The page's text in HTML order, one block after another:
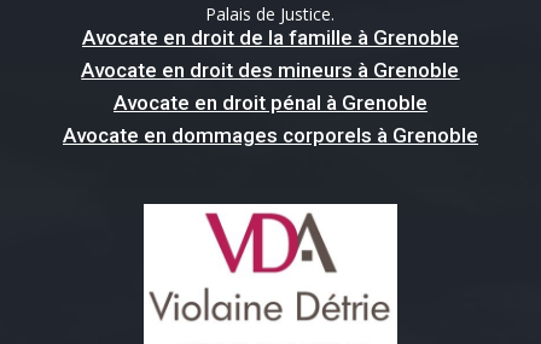
Palais de Justice.
Avocate en droit de la famille à Grenoble
Avocate en droit des mineurs à Grenoble
Avocate en droit pénal à Grenoble
Avocate en dommages corporels à Grenoble